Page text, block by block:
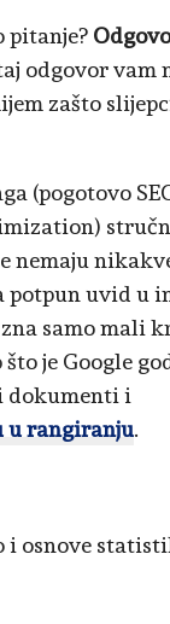
pitanje?
odgovor vam
zašto
(pogotovo
nemaju
potpun uvid u
samo mali
je Google
dokumenti i
u rangiranju.
i osnove